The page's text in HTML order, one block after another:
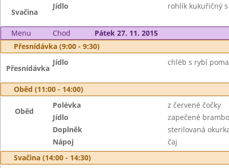
Svačina
Jídlo rohlík kukuřičný
Menu Chod
Pátek 27. 11. 2015
Přesnídávka (9:00 - 9:30)
Přesnídávka
Jídlo chléb s rybí
Oběd (11:00 - 14:00)
Oběd
Polévka
z červené čočky
Jídlo
zapečené
Doplněk
sterilovaná
Nápoj
čaj
Svačina (14:00 - 14:30)